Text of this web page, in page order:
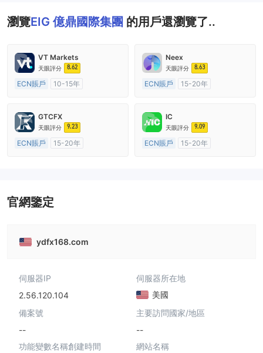
瀏覽EIG 億鼎國際集團 的用戶還瀏覽了..
VT Markets
天眼評分 8.62
ECN賬戶
10-15年
主標MT4
Neex
天眼評分 8.63
ECN賬戶
15-20年
主標MT4
GTCFX
天眼評分 9.23
ECN賬戶
15-20年
IC
天眼評分 9.09
ECN賬戶
15-20年
官網鑒定
ydfx168.com
伺服器IP
2.56.120.104
伺服器所在地
美國
備案號
--
主要訪問國家/地區
--
功能變數名稱創建時間
網站名稱